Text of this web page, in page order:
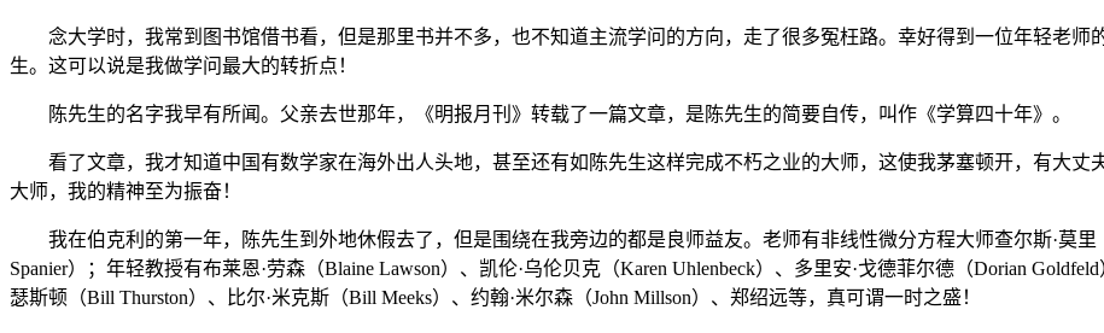
念大学时，我常到图书馆借书看，但是那里书并不多，也不知道主流学问的方向，走了很多冤枉路。幸好得到一位年轻老师
生。这可以说是我做学问最大的转折点！
陈先生的名字我早有所闻。父亲去世那年，《明报月刊》转载了一篇文章，是陈先生的简要自传，叫作《学算四十年》。
看了文章，我才知道中国有数学家在海外出人头地，甚至还有如陈先生这样完成不朽之业的大师，这使我茅塞顿开，有大丈
大师，我的精神至为振奋！
我在伯克利的第一年，陈先生到外地休假去了，但是围绕在我旁边的都是良师益友。老师有非线性微分方程大师查尔斯·莫里
Spanier）；年轻教授有布莱恩·劳森（Blaine Lawson）、凯伦·乌伦贝克（Karen Uhlenbeck）、多里安·戈德菲尔德（Dorian
瑟斯顿（Bill Thurston）、比尔·米克斯（Bill Meeks）、约翰·米尔森（John Millson）、郑绍远等，真可谓一时之盛！